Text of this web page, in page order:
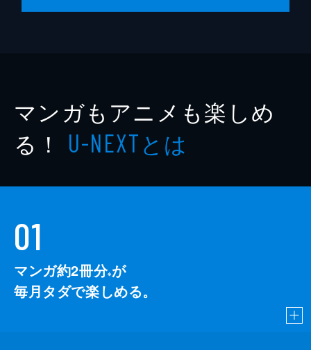
マンガもアニメも楽しめ
る！ U-NEXTとは
01
マンガ約2冊分※が
毎月タダで楽しめる。